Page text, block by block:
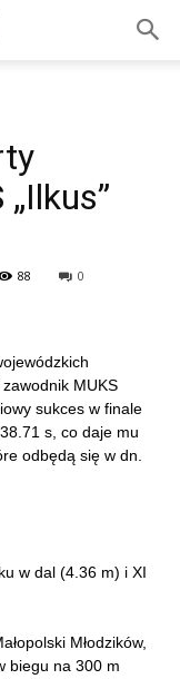
88 0
MUKS
sukces w finale
s, co daje mu
odbędą się w dn.
w dal (4.36 m) i XI
Młodzików,
biegu na 300 m